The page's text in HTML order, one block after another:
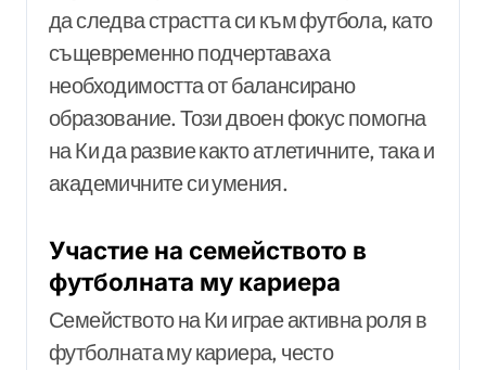
да следва страстта си към футбола, като
същевременно подчертаваха
необходимостта от балансирано
образование. Този двоен фокус помогна
на Ки да развие както атлетичните, така и
академичните си умения.
Участие на семейството в
футболната му кариера
Семейството на Ки играе активна роля в
футболната му кариера, често